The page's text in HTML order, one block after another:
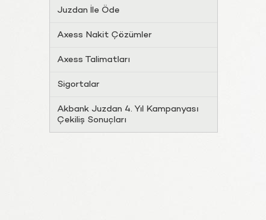
Juzdan İle Öde
Axess Nakit Çözümler
Axess Talimatları
Sigortalar
Akbank Juzdan 4. Yıl Kampanyası
Çekiliş Sonuçları